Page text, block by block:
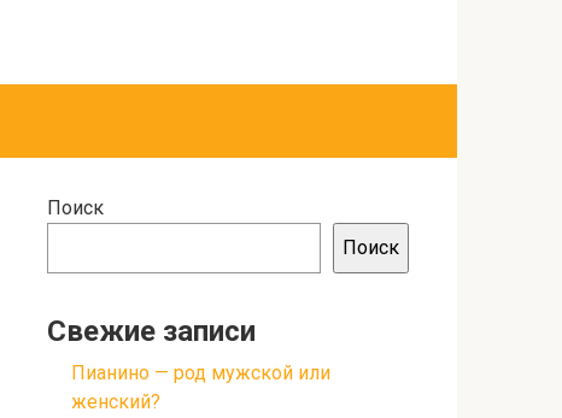
Поиск
Поиск
Свежие записи
Пианино — род мужской или
женский?